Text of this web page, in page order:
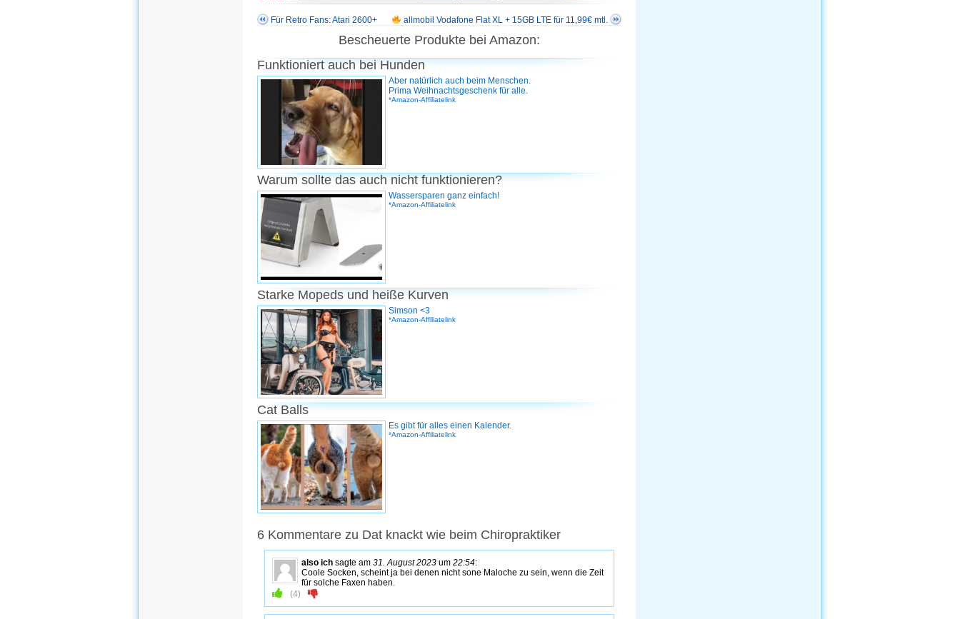
Für Retro Fans: Atari 2600+ allmobil Vodafone Flat XL + 15GB LTE für 11,99€ mtl.
Bescheuerte Produkte bei Amazon:
Funktioniert auch bei Hunden
Aber natürlich auch beim Menschen.
Prima Weihnachtsgeschenk für alle.
*Amazon-Affiliatelink
Warum sollte das auch nicht funktionieren?
Wassersparen ganz einfach!
*Amazon-Affiliatelink
Starke Mopeds und heiße Kurven
Simson <3
*Amazon-Affiliatelink
Cat Balls
Es gibt für alles einen Kalender.
*Amazon-Affiliatelink
6 Kommentare zu Dat knackt wie beim Chiropraktiker
also ich sagte am 31. August 2023 um 22:54:
Coole Socken, scheint ja bei denen nicht sone Maloche zu sein, wenn die Zeit
für solche Faxen haben.
(4)